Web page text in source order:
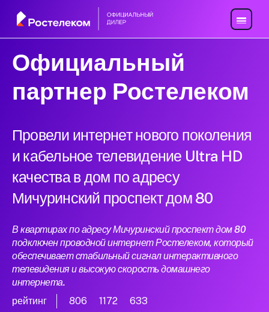
Официальный
партнер Ростелеком
Провели интернет нового поколения
и кабельное телевидение Ultra HD
качества в дом по адресу
Мичуринский проспект дом 80
В квартирах по адресу Мичуринский проспект дом 80
подключен проводной интернет Ростелеком, который
обеспечивает стабильный сигнал интерактивного
телевидения и высокую скорость домашнего
интернета.
рейтинг
806 1172 633